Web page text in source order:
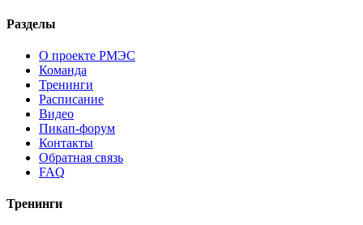
Разделы
О проекте РМЭС
Команда
Тренинги
Расписание
Видео
Пикап-форум
Контакты
Обратная связь
FAQ
Тренинги